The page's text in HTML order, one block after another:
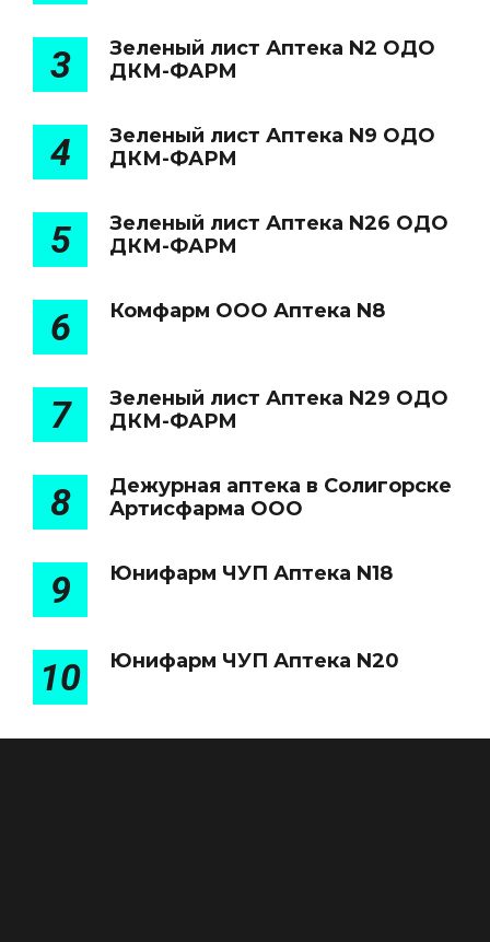
3
Зеленый лист Аптека N2 ОДО
ДКМ-ФАРМ
4
Зеленый лист Аптека N9 ОДО
ДКМ-ФАРМ
5
Зеленый лист Аптека N26 ОДО
ДКМ-ФАРМ
6 Комфарм ООО Аптека N8
7
Зеленый лист Аптека N29 ОДО
ДКМ-ФАРМ
8
Дежурная аптека в Солигорске
Артисфарма ООО
9 Юнифарм ЧУП Аптека N18
10 Юнифарм ЧУП Аптека N20